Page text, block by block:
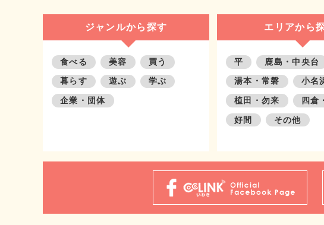
ジャンルから探す
食べる 美容 買う
暮らす 遊ぶ 学ぶ
企業・団体
エリアから
平 鹿島・中央台
湯本・常磐 小名
植田・勿来 四倉
好間 その他